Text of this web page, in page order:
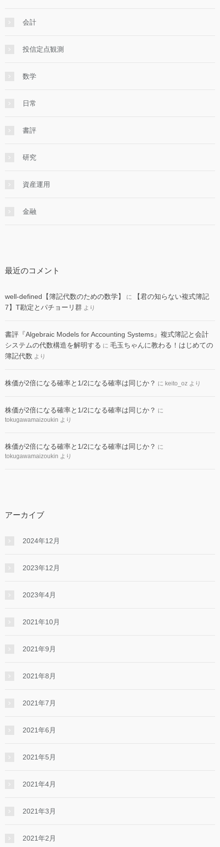
会計
投信定点観測
数学
日常
書評
研究
資産運用
金融
最近のコメント
well-defined【簿記代数のための数学】 に
【君の知らない複式簿記
7】T勘定とパチョーリ群 より
書評『Algebraic Models for Accounting Systems』複式簿記と会計
システムの代数構造を解明する に 毛玉ちゃんに教わる！はじめての
簿記代数 より
株価が2倍になる確率と1/2になる確率は同じか？ に keito_oz より
株価が2倍になる確率と1/2になる確率は同じか？ に
tokugawamaizoukin より
株価が2倍になる確率と1/2になる確率は同じか？ に
tokugawamaizoukin より
アーカイブ
2024年12月
2023年12月
2023年4月
2021年10月
2021年9月
2021年8月
2021年7月
2021年6月
2021年5月
2021年4月
2021年3月
2021年2月